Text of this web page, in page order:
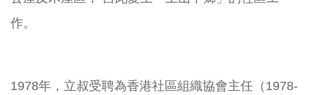
作。
1978年，立叔受聘為香港社區組織協會主任（1978-